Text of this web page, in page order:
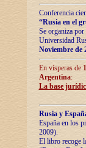
Conferencia
“Rusia en el
Se organiza
Universidad
Noviembre de
En vísperas de
Argentina:
La base
Rusia y
España en los
2009).
El libro recoge